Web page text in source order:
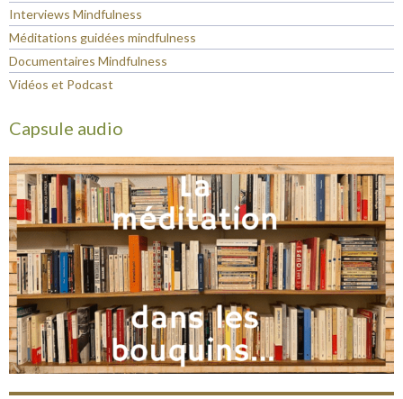
Interviews Mindfulness
Méditations guidées mindfulness
Documentaires Mindfulness
Vidéos et Podcast
Capsule audio